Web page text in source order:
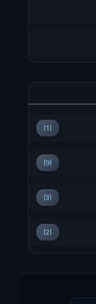
(1)
(9)
(3)
(2)